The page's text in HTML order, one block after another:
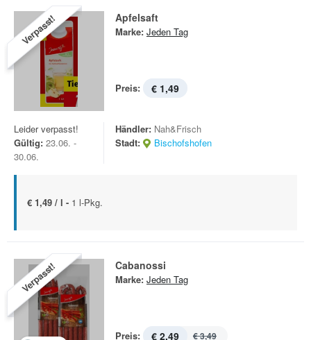
Verpasst! Apfelsaft
Marke: Jeden Tag
Preis: € 1,49
Leider verpasst!
Gültig: 23.06. -
30.06.
Händler: Nah&Frisch
Stadt:
Bischofshofen
€ 1,49 / l - 1 l-Pkg.
Verpasst! Cabanossi
Marke: Jeden Tag
Preis: € 2,49 € 3,49